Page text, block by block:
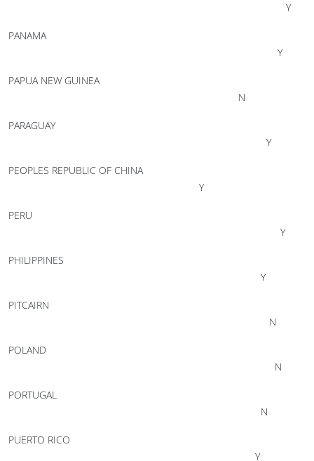
Y
PANAMA
Y
PAPUA NEW GUINEA
N
PARAGUAY
Y
PEOPLES REPUBLIC OF CHINA
Y
PERU
Y
PHILIPPINES
Y
PITCAIRN
N
POLAND
N
PORTUGAL
N
PUERTO RICO
Y